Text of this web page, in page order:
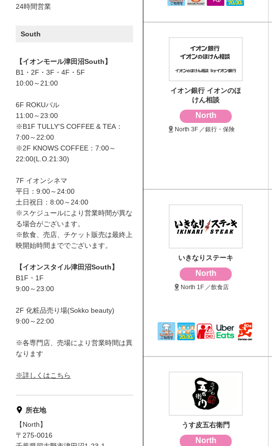
イオン銀行 イオンのほ
けん相談
North
North 3F ／銀行・保険
いきなりステーキ
North
North 1F ／飲食店
うす皮五右衛門
North
24時間営業
South
【イオンモール津田沼South】
B1・2F・3F・4F・5F
10:00～21:00
6F ROKUバル
11:00～23:00
※B1F TULLY'S COFFEE & TEA：
7:00～22:00
※2F KNOWS COFFEE：7:00～
22:00(L.O.21:30)
7F イオンシネマ
平日：9:00～24:00
土日祝日：8:00～24:00
※スケジュールにより営業時間が異な
る場合がございます。
※飲食、売店、チケット販売は最終上
映開始時間まででございます。
【イオンスタイル津田沼South】
B1F・1F
9:00～23:00
2F 化粧品売り場(Sokko beauty)
9:00～22:00
※各専門店、売場により営業時間は異
なります
※詳しくはこちら
所在地
【North】
〒275-0016